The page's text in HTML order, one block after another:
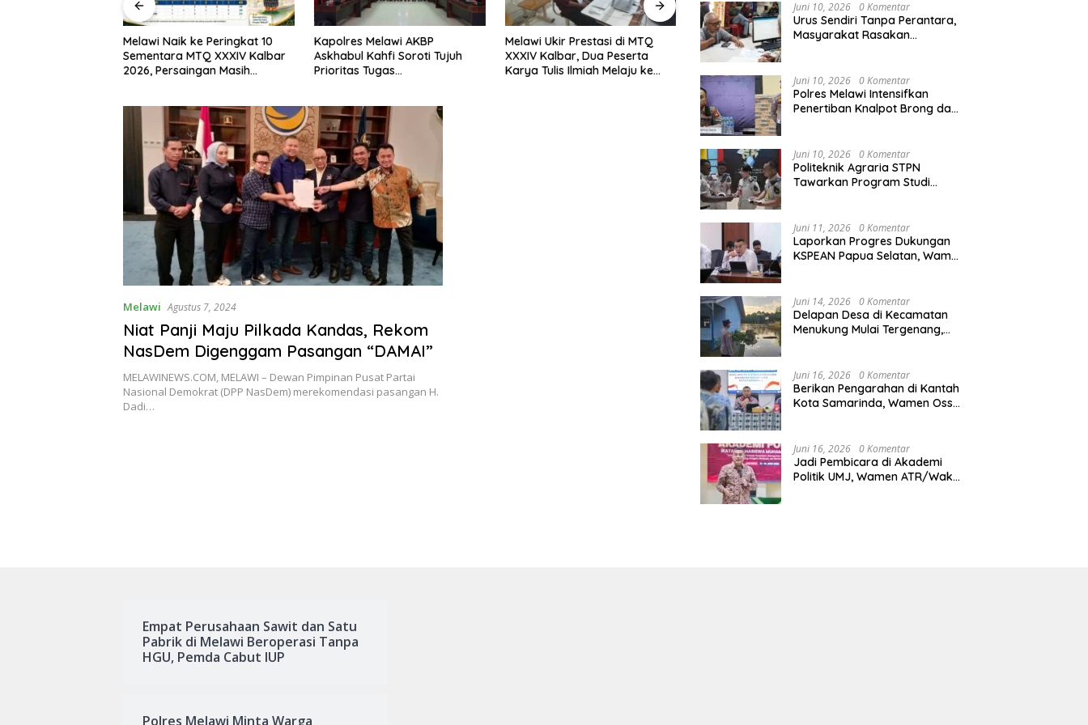
Melawi Naik ke Peringkat 10
Sementara MTQ XXXIV Kalbar
2026, Persaingan Masih
Kapolres Melawi AKBP
Askhabul Kahfi Soroti Tujuh
Prioritas Tugas
Melawi Ukir Prestasi di MTQ
XXXIV Kalbar, Dua Peserta
Karya Tulis Ilmiah Melaju ke
Melawi Tempati Peringkat ke-11
Sementara pada MTQ XXXIV
Semarak HUT RI ke-81,
Pinoh
Melawi Agustus 7, 2024
Niat Panji Maju Pilkada Kandas, Rekom
NasDem Digenggam Pasangan “DAMAI”
MELAWINEWS.COM, MELAWI – Dewan Pimpinan Pusat Partai
Nasional Demokrat (DPP NasDem) merekomendasi pasangan H.
Dadi…
Agraria/Pertanahan dan Tata
Ruang
Juni 10, 2026 0 Komentar
Urus Sendiri Tanpa Perantara,
Masyarakat Rasakan
Juni 10, 2026 0 Komentar
Polres Melawi Intensifkan
Penertiban Knalpot Brong dan
Juni 10, 2026 0 Komentar
Politeknik Agraria STPN
Tawarkan Program Studi
Juni 11, 2026 0 Komentar
Laporkan Progres Dukungan
KSPEAN Papua Selatan, Wamen
Nasional
Juni 14, 2026 0 Komentar
Delapan Desa di Kecamatan
Menukung Mulai Tergenang,
Juni 16, 2026 0 Komentar
Berikan Pengarahan di Kantah
Kota Samarinda, Wamen Ossy:
Kalimantan Timur
Juni 16, 2026 0 Komentar
Jadi Pembicara di Akademi
Politik UMJ, Wamen ATR/Waka
Empat Perusahaan Sawit dan Satu
Pabrik di Melawi Beroperasi Tanpa
HGU, Pemda Cabut IUP
Polres Melawi Minta Warga